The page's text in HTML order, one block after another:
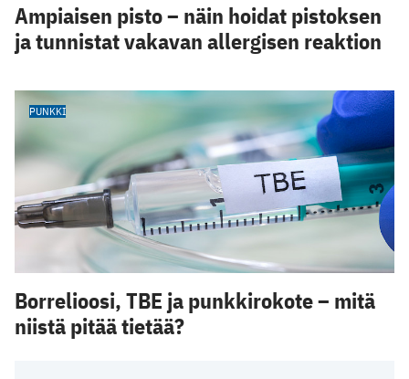
Ampiaisen pisto – näin hoidat pistoksen
ja tunnistat vakavan allergisen reaktion
PUNKKI
Borrelioosi, TBE ja punkkirokote – mitä
niistä pitää tietää?